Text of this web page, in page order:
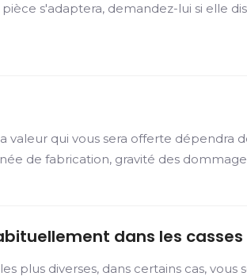
s'adaptera, demandez-lui si elle
valeur qui vous sera offerte
de fabrication, gravité des
dans les
plus diverses, dans certains cas, vous